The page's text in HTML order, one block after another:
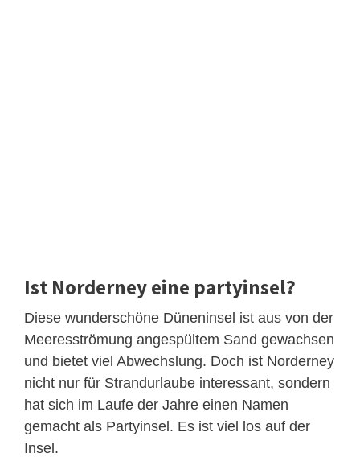
Ist Norderney eine partyinsel?
Diese wunderschöne Düneninsel ist aus von der
Meeresströmung angespültem Sand gewachsen
und bietet viel Abwechslung. Doch ist Norderney
nicht nur für Strandurlaube interessant, sondern
hat sich im Laufe der Jahre einen Namen
gemacht als Partyinsel. Es ist viel los auf der
Insel.